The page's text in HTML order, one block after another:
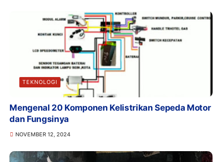
TEKNOLOGI
Mengenal 20 Komponen Kelistrikan Sepeda Motor
dan Fungsinya
NOVEMBER 12, 2024